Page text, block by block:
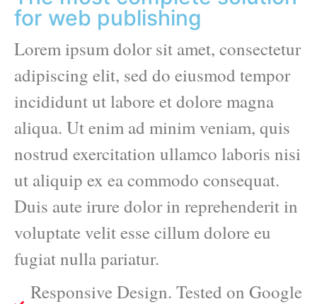
for web publishing
Lorem ipsum dolor sit amet, consectetur
adipiscing elit, sed do eiusmod tempor
incididunt ut labore et dolore magna
aliqua. Ut enim ad minim veniam, quis
nostrud exercitation ullamco laboris nisi
ut aliquip ex ea commodo consequat.
Duis aute irure dolor in reprehenderit in
voluptate velit esse cillum dolore eu
fugiat nulla pariatur.
Responsive Design. Tested on Google